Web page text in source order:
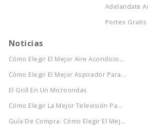
Adelandate
Portes Gratis
Noticias
Cómo Elegir El Mejor Aire Acondicio...
Cómo Elegir El Mejor Aspirador Para...
El Grill En Un Microondas
Cómo Elegir La Mejor Televisión Pa...
Guía De Compra: Cómo Elegir El Mej...